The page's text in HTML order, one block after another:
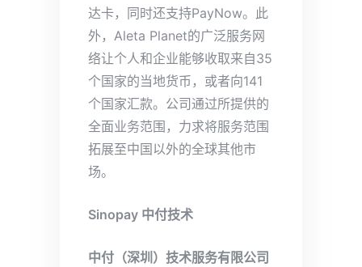
达卡，同时还支持PayNow。此
外，Aleta Planet的广泛服务网
络让个人和企业能够收取来自35
个国家的当地货币，或者向141
个国家汇款。公司通过所提供的
全面业务范围，力求将服务范围
拓展至中国以外的全球其他市
场。
Sinopay 中付技术
中付（深圳）技术服务有限公司